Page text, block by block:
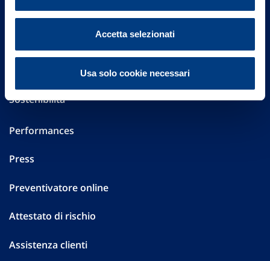
Accetta selezionati
Usa solo cookie necessari
Governance
Altre informazioni
Sostenibilità
Performances
Press
Preventivatore online
Attestato di rischio
Assistenza clienti